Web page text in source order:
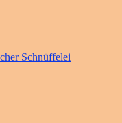
Schnüffelei